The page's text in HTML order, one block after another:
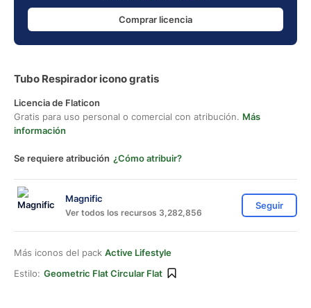
Comprar licencia
Tubo Respirador icono gratis
Licencia de Flaticon
Gratis para uso personal o comercial con atribución. Más
información
Se requiere atribución ¿Cómo atribuir?
Magnific
Ver todos los recursos 3,282,856
Seguir
Más iconos del pack Active Lifestyle
Estilo: Geometric Flat Circular Flat